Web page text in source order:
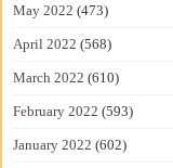
May 2022 (473)
April 2022 (568)
March 2022 (610)
February 2022 (593)
January 2022 (602)